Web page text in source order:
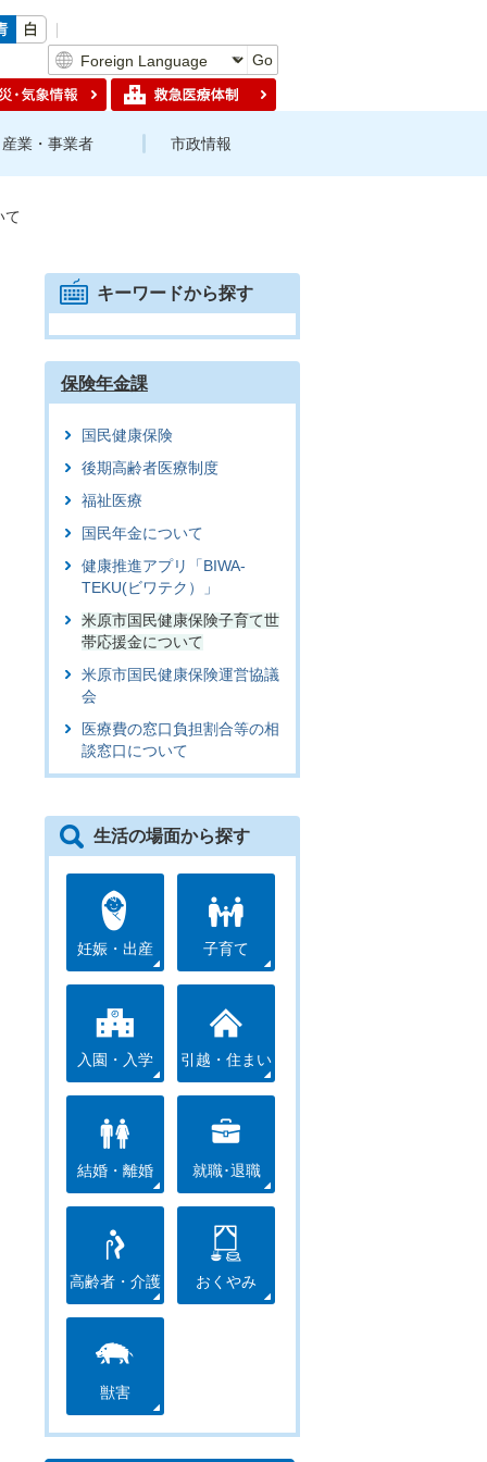
Go
産業・事業者 市政情報
て
キーワードから探す
保険年金課
国民健康保険
後期高齢者医療制度
福祉医療
国民年金について
健康推進アプリ「BIWA-
TEKU(ビワテク）」
米原市国民健康保険子育て世
帯応援金について
米原市国民健康保険運営協議
会
医療費の窓口負担割合等の相
談窓口について
生活の場面から探す
妊娠・出産 子育て
入園・入学 引越・住まい
結婚・離婚 就職･退職
高齢者・介護 おくやみ
獣害